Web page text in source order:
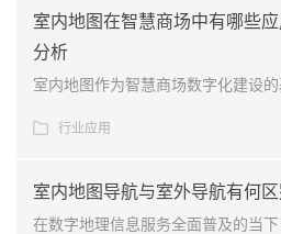
室内地图在智慧商场中有哪些
分析
室内地图作为智慧商场数字化建设的
行业应用
室内地图导航与室外导航有何
在数字地理信息服务全面普及的当下